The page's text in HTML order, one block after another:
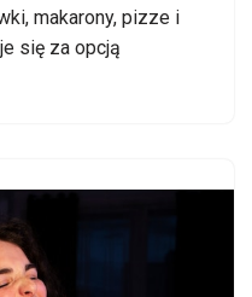
makarony, pizze i
się za opcją